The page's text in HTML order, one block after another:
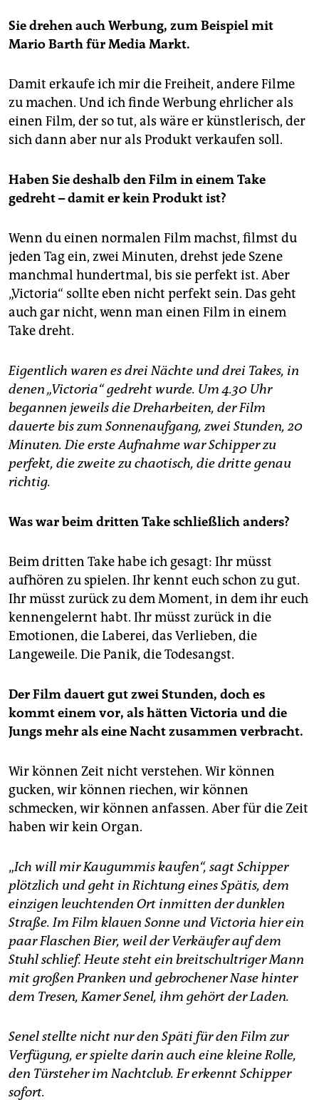
Sie drehen auch Werbung, zum Beispiel mit
Mario Barth für Media Markt.
Damit erkaufe ich mir die Freiheit, andere Filme
zu machen. Und ich finde Werbung ehrlicher als
einen Film, der so tut, als wäre er künstlerisch, der
sich dann aber nur als Produkt verkaufen soll.
Haben Sie deshalb den Film in einem Take
gedreht – damit er kein Produkt ist?
Wenn du einen normalen Film machst, filmst du
jeden Tag ein, zwei Minuten, drehst jede Szene
manchmal hundertmal, bis sie perfekt ist. Aber
„Victoria“ sollte eben nicht perfekt sein. Das geht
auch gar nicht, wenn man einen Film in einem
Take dreht.
Eigentlich waren es drei Nächte und drei Takes, in
denen „Victoria“ gedreht wurde. Um 4.30 Uhr
begannen jeweils die Dreharbeiten, der Film
dauerte bis zum Sonnenaufgang, zwei Stunden, 20
Minuten. Die erste Aufnahme war Schipper zu
perfekt, die zweite zu chaotisch, die dritte genau
richtig.
Was war beim dritten Take schließlich anders?
Beim dritten Take habe ich gesagt: Ihr müsst
aufhören zu spielen. Ihr kennt euch schon zu gut.
Ihr müsst zurück zu dem Moment, in dem ihr euch
kennengelernt habt. Ihr müsst zurück in die
Emotionen, die Laberei, das Verlieben, die
Langeweile. Die Panik, die Todesangst.
Der Film dauert gut zwei Stunden, doch es
kommt einem vor, als hätten Victoria und die
Jungs mehr als eine Nacht zusammen verbracht.
Wir können Zeit nicht verstehen. Wir können
gucken, wir können riechen, wir können
schmecken, wir können anfassen. Aber für die Zeit
haben wir kein Organ.
„Ich will mir Kaugummis kaufen“, sagt Schipper
plötzlich und geht in Richtung eines Spätis, dem
einzigen leuchtenden Ort inmitten der dunklen
Straße. Im Film klauen Sonne und Victoria hier ein
paar Flaschen Bier, weil der Verkäufer auf dem
Stuhl schlief. Heute steht ein breitschultriger Mann
mit großen Pranken und gebrochener Nase hinter
dem Tresen, Kamer Senel, ihm gehört der Laden.
Senel stellte nicht nur den Späti für den Film zur
Verfügung, er spielte darin auch eine kleine Rolle,
den Türsteher im Nachtclub. Er erkennt Schipper
sofort.